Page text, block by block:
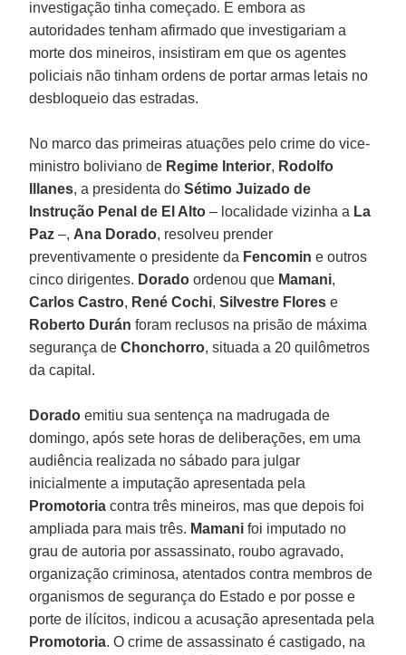
investigação tinha começado. E embora as
autoridades tenham afirmado que investigariam a
morte dos mineiros, insistiram em que os agentes
policiais não tinham ordens de portar armas letais no
desbloqueio das estradas.
No marco das primeiras atuações pelo crime do vice-
ministro boliviano de Regime Interior, Rodolfo
Illanes, a presidenta doSétimo Juizado de
Instrução Penal de El Alto – localidade vizinha a La
Paz –, Ana Dorado, resolveu prender
preventivamente o presidente da Fencomin e outros
cinco dirigentes. Dorado ordenou que Mamani,
Carlos Castro, René Cochi,Silvestre Flores e
Roberto Durán foram reclusos na prisão de máxima
segurança deChonchorro, situada a 20 quilômetros
da capital.
Dorado emitiu sua sentença na madrugada de
domingo, após sete horas de deliberações, em uma
audiência realizada no sábado para julgar
inicialmente a imputação apresentada pela
Promotoria contra três mineiros, mas que depois foi
ampliada para mais três. Mamani foi imputado no
grau de autoria por assassinato, roubo agravado,
organização criminosa, atentados contra membros de
organismos de segurança do Estado e por posse e
porte de ilícitos, indicou a acusação apresentada pela
Promotoria. O crime de assassinato é castigado, na